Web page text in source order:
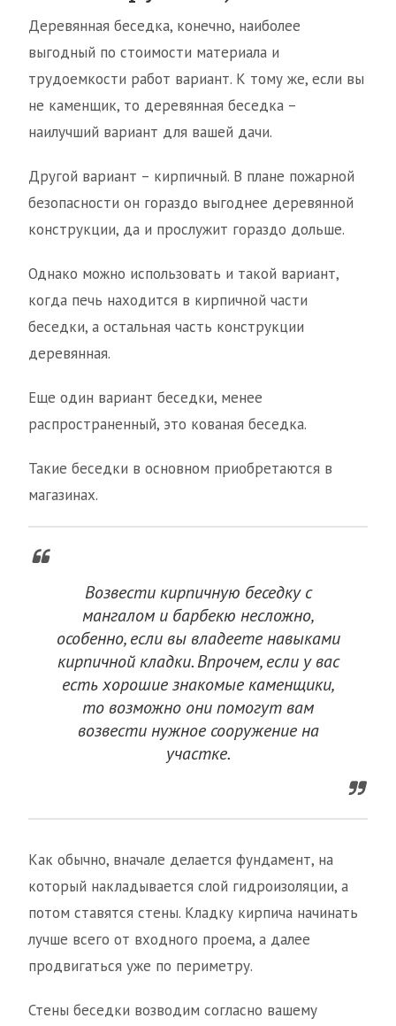
Деревянная беседка, конечно, наиболее
выгодный по стоимости материала и
трудоемкости работ вариант. К тому же, если вы
не каменщик, то деревянная беседка –
наилучший вариант для вашей дачи.
Другой вариант – кирпичный. В плане пожарной
безопасности он гораздо выгоднее деревянной
конструкции, да и прослужит гораздо дольше.
Однако можно использовать и такой вариант,
когда печь находится в кирпичной части
беседки, а остальная часть конструкции
деревянная.
Еще один вариант беседки, менее
распространенный, это кованая беседка.
Такие беседки в основном приобретаются в
магазинах.
Возвести кирпичную беседку с
мангалом и барбекю несложно,
особенно, если вы владеете навыками
кирпичной кладки. Впрочем, если у вас
есть хорошие знакомые каменщики,
то возможно они помогут вам
возвести нужное сооружение на
участке.
Как обычно, вначале делается фундамент, на
который накладывается слой гидроизоляции, а
потом ставятся стены. Кладку кирпича начинать
лучше всего от входного проема, а далее
продвигаться уже по периметру.
Стены беседки возводим согласно вашему